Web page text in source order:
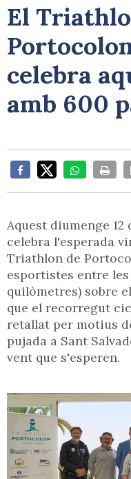
El
celebra
amb 600
Aquest diumenge 12
celebra l'esperada
Triathlon de
esportistes entre les
quilòmetres) sobre
que el recorregut
retallat per motius
pujada a Sant
vent que s'esperen.